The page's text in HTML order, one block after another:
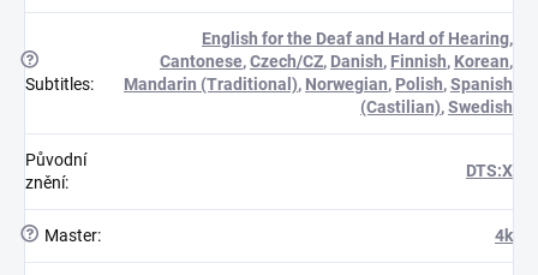
?
Subtitles:
English for the Deaf and Hard of Hearing,
Cantonese,Czech/CZ, Danish, Finnish, Korean,
Mandarin (Traditional), Norwegian, Polish,Spanish
(Castilian),Swedish
Původní
znění:
DTS:X
? Master: 4k